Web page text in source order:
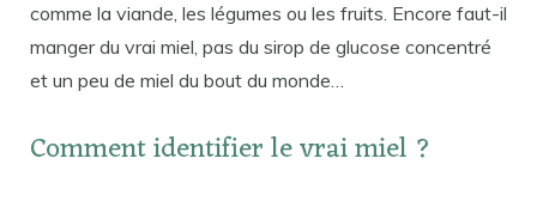
comme la viande, les légumes ou les fruits. Encore faut-il
manger du vrai miel, pas du sirop de glucose concentré
et un peu de miel du bout du monde…
Comment identifier le vrai miel ?